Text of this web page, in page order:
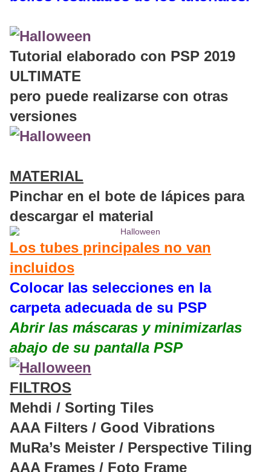
Tutorial elaborado con PSP 2019
ULTIMATE
pero puede realizarse con otras
versiones
MATERIAL
Pinchar en el bote de lápices para
descargar el material
Los tubes principales no van
incluidos
Colocar las selecciones en la
carpeta adecuada de su PSP
Abrir las máscaras y minimizarlas
abajo de su pantalla PSP
FILTROS
Mehdi / Sorting Tiles
AAA Filters / Good Vibrations
MuRa’s Meister / Perspective Tiling
AAA Frames / Foto Frame